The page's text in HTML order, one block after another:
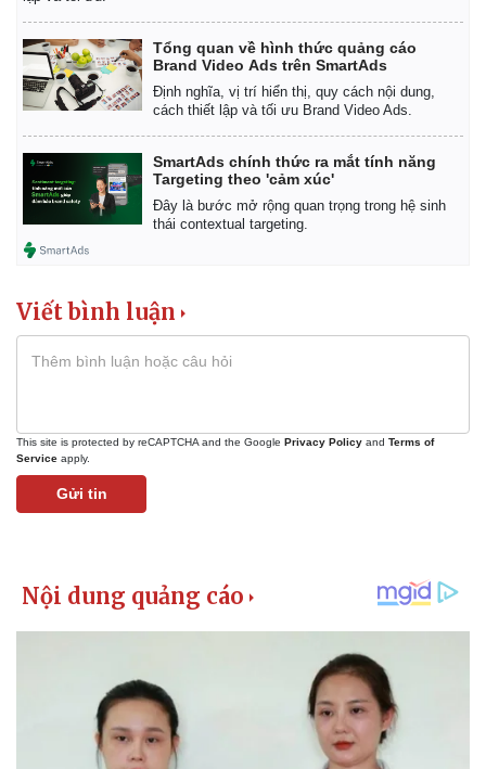
Tổng quan về hình thức quảng cáo
Brand Video Ads trên SmartAds
Định nghĩa, vị trí hiển thị, quy cách nội dung,
cách thiết lập và tối ưu Brand Video Ads.
SmartAds chính thức ra mắt tính năng
Targeting theo 'cảm xúc'
Đây là bước mở rộng quan trọng trong hệ sinh
thái contextual targeting.
Viết bình luận
This site is protected by reCAPTCHA and the Google Privacy Policy and Terms of
Service apply.
Gửi tin